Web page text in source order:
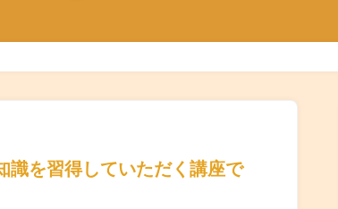
識を習得していただく講座で